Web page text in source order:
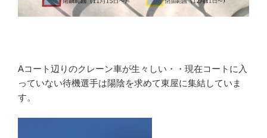
Aコート辺りのクレーン車が生々しい・・現在コートに入
っていない待機選手は陽陰を求めて東屋に集結していま
す。